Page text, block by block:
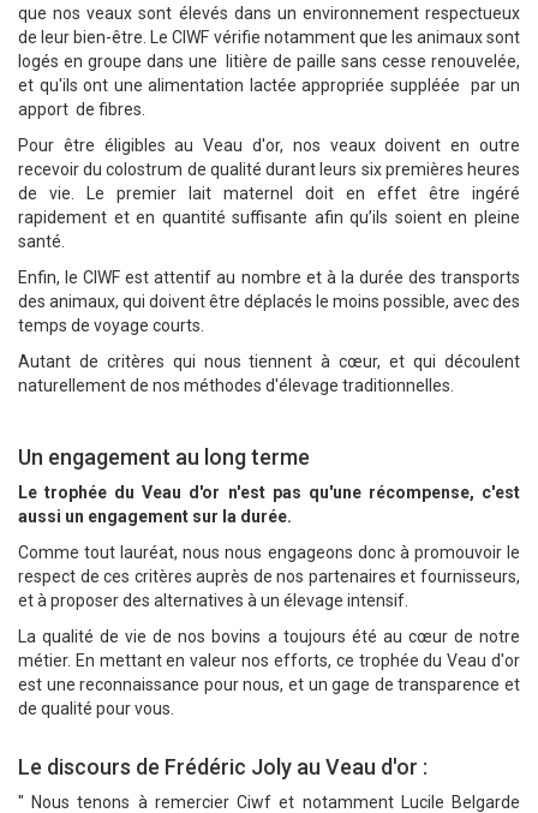
que nos veaux sont élevés dans un environnement respectueux
de leur bien-être. Le CIWF vérifie notamment que les animaux sont
logés en groupe dans une litière de paille sans cesse renouvelée,
et qu'ils ont une alimentation lactée appropriée suppléée par un
apport de fibres.
Pour être éligibles au Veau d'or, nos veaux doivent en outre
recevoir du colostrum de qualité durant leurs six premières heures
de vie. Le premier lait maternel doit en effet être ingéré
rapidement et en quantité suffisante afin qu’ils soient en pleine
santé.
Enfin, le CIWF est attentif au nombre et à la durée des transports
des animaux, qui doivent être déplacés le moins possible, avec des
temps de voyage courts.
Autant de critères qui nous tiennent à cœur, et qui découlent
naturellement de nos méthodes d'élevage traditionnelles.
Un engagement au long terme
Le trophée du Veau d'or n'est pas qu'une récompense, c'est
aussi un engagement sur la durée.
Comme tout lauréat, nous nous engageons donc à promouvoir le
respect de ces critères auprès de nos partenaires et fournisseurs,
et à proposer des alternatives à un élevage intensif.
La qualité de vie de nos bovins a toujours été au cœur de notre
métier. En mettant en valeur nos efforts, ce trophée du Veau d'or
est une reconnaissance pour nous, et un gage de transparence et
de qualité pour vous.
Le discours de Frédéric Joly au Veau d'or :
" Nous tenons à remercier Ciwf et notamment Lucile Belgarde